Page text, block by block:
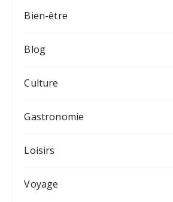
Bien-être
Blog
Culture
Gastronomie
Loisirs
Voyage